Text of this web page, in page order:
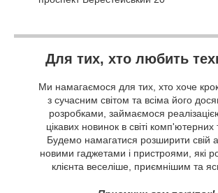
Для тих, хто любить
Ми намагаємося для тих, хто хоче
з сучасним світом та всіма його
розробками, займаємося
цікавих новинок в світі комп'ютерних
Будемо намагатися розширити свій
новими гаджетами і пристроями, які
клієнта веселіше, приємнішим та